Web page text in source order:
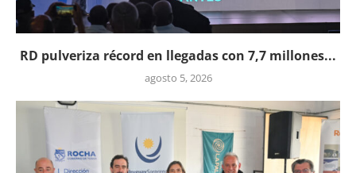
RD pulveriza récord en llegadas con 7,7 millones...
agosto 5, 2026